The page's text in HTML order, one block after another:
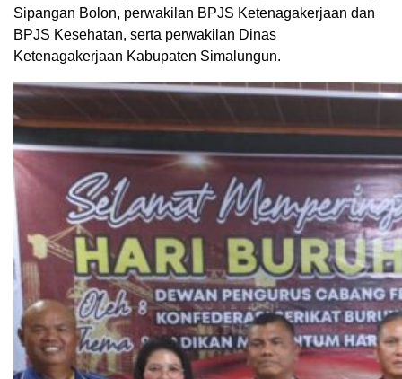
Sipangan Bolon, perwakilan BPJS Ketenagakerjaan dan
BPJS Kesehatan, serta perwakilan Dinas
Ketenagakerjaan Kabupaten Simalungun.